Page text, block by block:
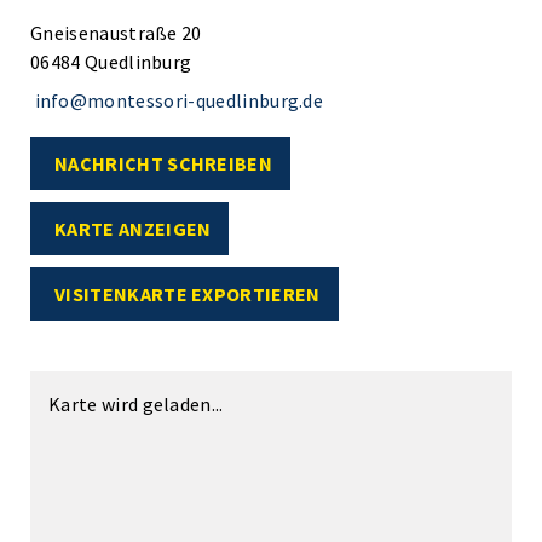
Gneisenaustraße 20
06484 Quedlinburg
info@montessori-quedlinburg.de
NACHRICHT SCHREIBEN
KARTE ANZEIGEN
VISITENKARTE EXPORTIEREN
Karte wird geladen...